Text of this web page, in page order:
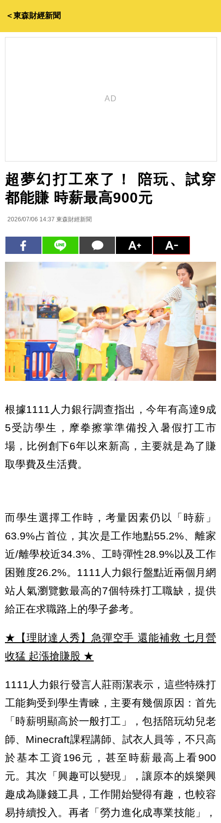
＜東森財經新聞
超夢幻打工來了！ 陪玩、試穿
都能賺 時薪最高900元
2026/07/06 14:37 東森財經新聞
根據1111人力銀行調查指出，今年有高達9成
5受訪學生，摩拳擦掌準備投入暑假打工市
場，比例創下6年以來新高，主要就是為了賺
取學費及生活費。
而學生選擇工作時，考量因素仍以「時薪」
63.9%占首位，其次是工作地點55.2%、離家
近/離學校近34.3%、工時彈性28.9%以及工作
困難度26.2%。1111人力銀行盤點近兩個月網
站人氣瀏覽數最高的7個特殊打工職缺，提供
給正在求職路上的學子參考。
★【理財達人秀】急彈空手 還能補救 七月營
收猛 起漲搶賺股 ★
1111人力銀行發言人莊雨潔表示，這些特殊打
工能夠受到學生青睞，主要有幾個原因：首先
「時薪明顯高於一般打工」，包括陪玩幼兒老
師、Minecraft課程講師、試衣人員等，不只高
於基本工資196元，甚至時薪最高上看900
元。其次「興趣可以變現」，讓原本的娛樂興
趣成為賺錢工具，工作開始變得有趣，也較容
易持續投入。再者「勞力進化成專業技能」，